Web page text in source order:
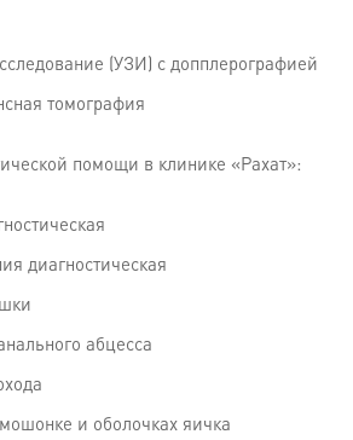
(УЗИ) с допплерографией
томография
помощи в клинике «Рахат»:
диагностическая
абцесса
и оболочках яичка